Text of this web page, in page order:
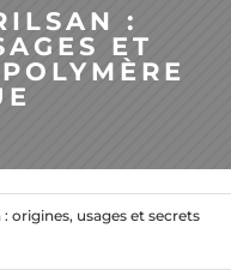
:
ET
: origines, usages et secrets